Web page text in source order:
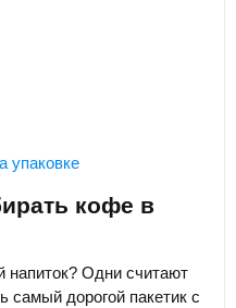
упаковке
кофе в
напиток? Одни считают
самый дорогой пакетик с